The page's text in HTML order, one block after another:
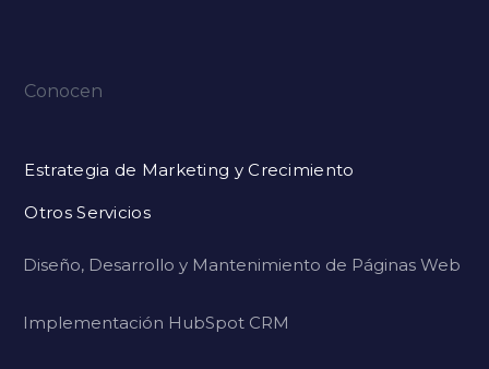
Conocen
Estrategia de Marketing y Crecimiento
Otros Servicios
Diseño, Desarrollo y Mantenimiento de Páginas Web
Implementación HubSpot CRM